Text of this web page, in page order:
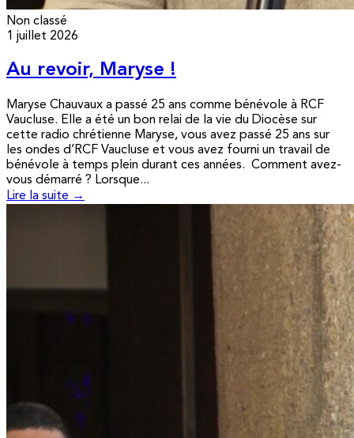
Non classé
1 juillet 2026
Au revoir, Maryse !
Maryse Chauvaux a passé 25 ans comme bénévole à RCF
Vaucluse. Elle a été un bon relai de la vie du Diocèse sur
cette radio chrétienne Maryse, vous avez passé 25 ans sur
les ondes d’RCF Vaucluse et vous avez fourni un travail de
bénévole à temps plein durant ces années. Comment avez-
vous démarré ? Lorsque...
Lire la suite →